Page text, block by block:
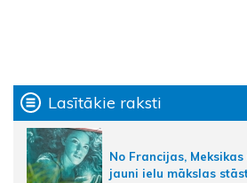
Lasītākie raksti
No Francijas,
jauni ielu mākslas